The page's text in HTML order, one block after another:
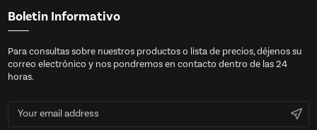
Boletin Informativo
Para consultas sobre nuestros productos o lista de precios, déjenos su
correo electrónico y nos pondremos en contacto dentro de las 24
horas.